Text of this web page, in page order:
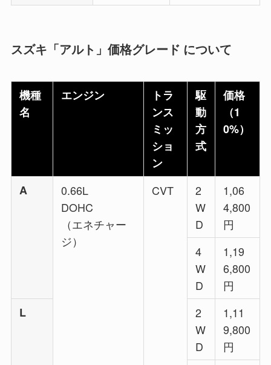
スズキ「アルト」価格グレード について
機種
名
エンジン
トラ
ンス
ミッ
ショ
ン
駆
動
方
式
価格
（1
0%）
A
0.66L
DOHC
（エネチャー
ジ）
CVT
2
W
D
1,06
4,800
円
4
W
D
1,19
6,800
円
L
2
W
D
1,11
9,800
円